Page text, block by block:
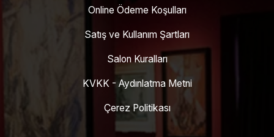
Online Ödeme Koşulları
Satış ve Kullanım Şartları
Salon Kuralları
KVKK - Aydınlatma Metni
Çerez Politikası